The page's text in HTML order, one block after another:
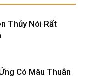
Thủy Nói Rất
Có Mâu Thuẫn